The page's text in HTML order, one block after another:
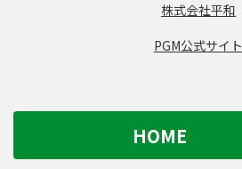
株式会社平和
PGM公式サイト
HOME